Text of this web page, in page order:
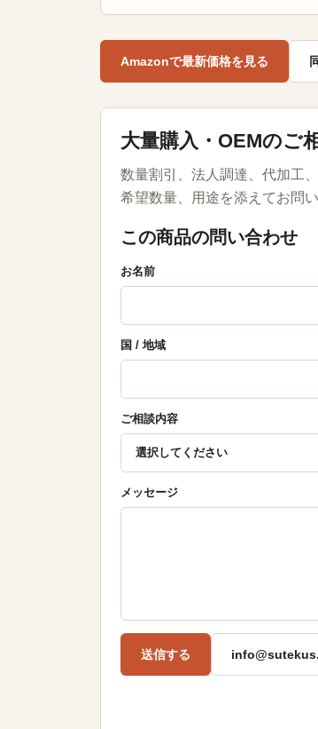
Amazonで最新価格を見る
大量購入・OEMのご
数量割引、法人調達、代加工
希望数量、用途を添えてお問
この商品の問い合わせ
お名前
国 / 地域
ご相談内容
メッセージ
送信する